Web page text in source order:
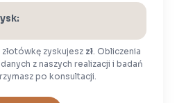
zyskujesz zł. Obliczenia
z naszych realizacji i badań
po konsultacji.